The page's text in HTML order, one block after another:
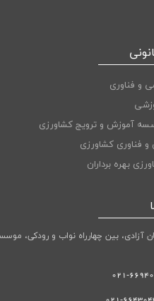
و فناوری
آموزش و ترویج کشاورزی
و فناوری کشاورزی
بهره برداران
آزادی، بین چهارراه نواب و رودکی،